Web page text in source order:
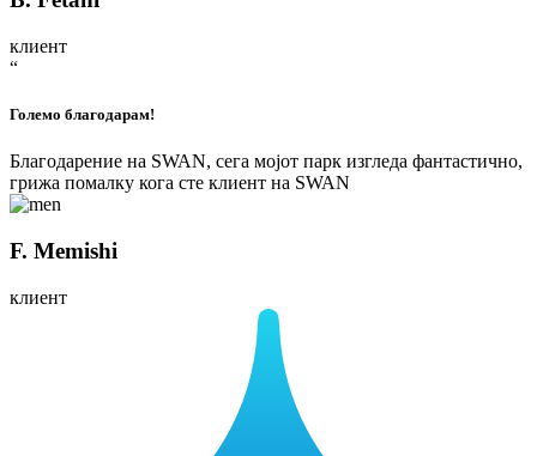
клиент
“
Големо благодарам!
Благодарение на SWAN, сега мојот парк изгледа фантастично,
грижа помалку кога сте клиент на SWAN
F. Memishi
клиент